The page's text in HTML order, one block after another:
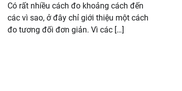
Có rất nhiều cách đo khoảng cách đến
các vì sao, ở đây chỉ giới thiệu một cách
đo tương đối đơn giản. Vì các […]